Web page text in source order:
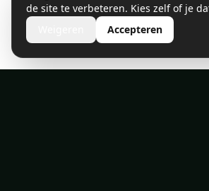
de site te verbeteren. Kies zelf of je
Accepteren